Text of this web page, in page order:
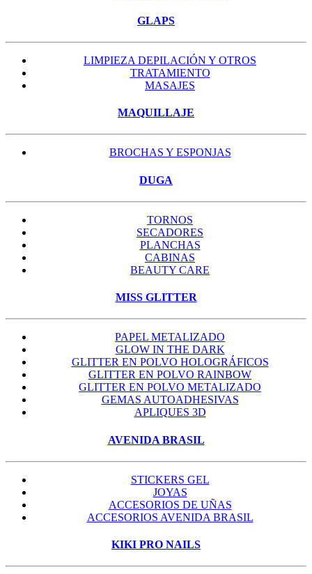
GLAPS
LIMPIEZA DEPILACIÓN Y OTROS
TRATAMIENTO
MASAJES
MAQUILLAJE
BROCHAS Y ESPONJAS
DUGA
TORNOS
SECADORES
PLANCHAS
CABINAS
BEAUTY CARE
MISS GLITTER
PAPEL METALIZADO
GLOW IN THE DARK
GLITTER EN POLVO HOLOGRÁFICOS
GLITTER EN POLVO RAINBOW
GLITTER EN POLVO METALIZADO
GEMAS AUTOADHESIVAS
APLIQUES 3D
AVENIDA BRASIL
STICKERS GEL
JOYAS
ACCESORIOS DE UÑAS
ACCESORIOS AVENIDA BRASIL
KIKI PRO NAILS